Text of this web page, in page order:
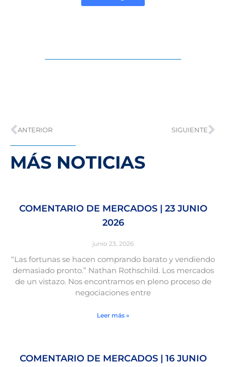
ANTERIOR SIGUIENTE
MÁS NOTICIAS
COMENTARIO DE MERCADOS | 23 JUNIO
2026
junio 23, 2026
“Las fortunas se hacen comprando barato y vendiendo
demasiado pronto.” Nathan Rothschild. Los mercados
de un vistazo. Nos encontramos en pleno proceso de
negociaciones entre
Leer más »
COMENTARIO DE MERCADOS | 16 JUNIO